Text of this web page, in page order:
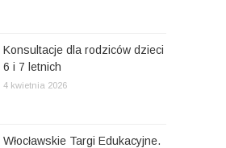
Konsultacje dla rodziców dzieci
6 i 7 letnich
4 kwietnia 2026
Włocławskie Targi Edukacyjne.